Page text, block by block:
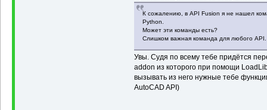
К сожалению, в API Fusion я не нашел
Python.
Может эти команды есть?
Слишком важная команда для любого API.
Увы. Судя по всему тебе придётся
addon из которого при помощи
вызывать из него нужные тебе
AutoCAD API)